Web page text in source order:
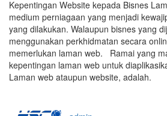
Kepentingan Website kepada Bisnes
medium perniagaan yang menjadi
yang dilakukan. Walaupun bisnes yang
menggunakan perkhidmatan secara
memerlukan laman web. Ramai yang
kepentingan laman web untuk
Laman web ataupun website, adalah.